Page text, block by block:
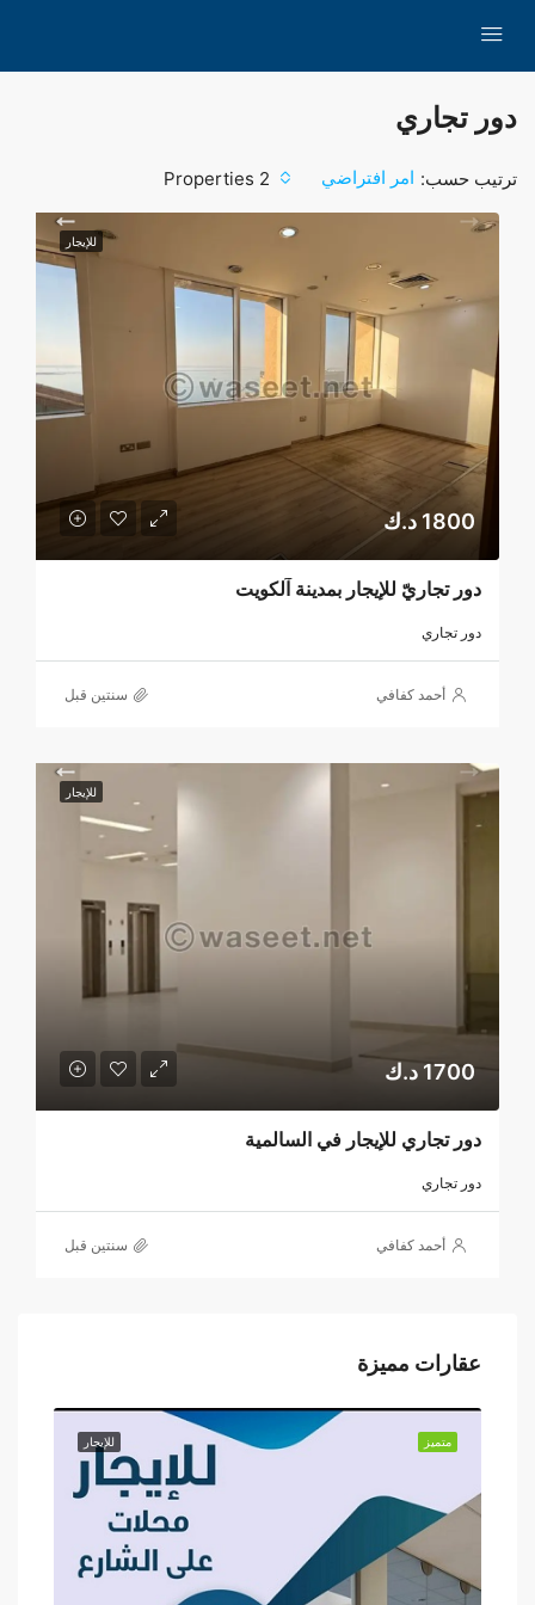
دور تجاري
2 Properties ترتيب حسب: امر افتراضي
للإيجار
1800 د.ك
دور تجاريّ للإيجار بمدينة آلكويت
دور تجاري
أحمد كفافي ‏سنتين قبل
للإيجار
1700 د.ك
دور تجاري للإيجار في السالمية
دور تجاري
أحمد كفافي ‏سنتين قبل
عقارات مميزة
للإيجار متميز